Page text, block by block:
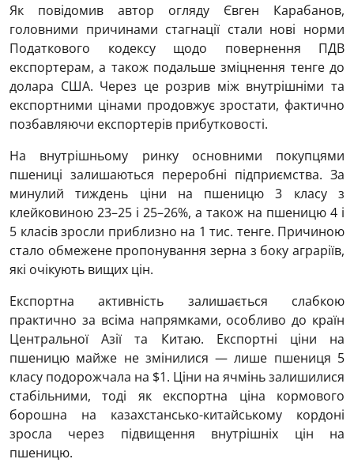
Як повідомив автор огляду Євген Карабанов,
головними причинами стагнації стали нові норми
Податкового кодексу щодо повернення ПДВ
експортерам, а також подальше зміцнення тенге до
долара США. Через це розрив між внутрішніми та
експортними цінами продовжує зростати, фактично
позбавляючи експортерів прибутковості.
На внутрішньому ринку основними покупцями
пшениці залишаються переробні підприємства. За
минулий тиждень ціни на пшеницю 3 класу з
клейковиною 23–25 і 25–26%, а також на пшеницю 4 і
5 класів зросли приблизно на 1 тис. тенге. Причиною
стало обмежене пропонування зерна з боку аграріїв,
які очікують вищих цін.
Експортна активність залишається слабкою
практично за всіма напрямками, особливо до країн
Центральної Азії та Китаю. Експортні ціни на
пшеницю майже не змінилися — лише пшениця 5
класу подорожчала на $1. Ціни на ячмінь залишилися
стабільними, тоді як експортна ціна кормового
борошна на казахстансько-китайському кордоні
зросла через підвищення внутрішніх цін на
пшеницю.